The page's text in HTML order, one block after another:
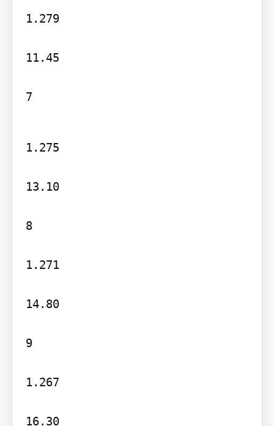
1.279
11.45
7
1.275
13.10
8
1.271
14.80
9
1.267
16.30